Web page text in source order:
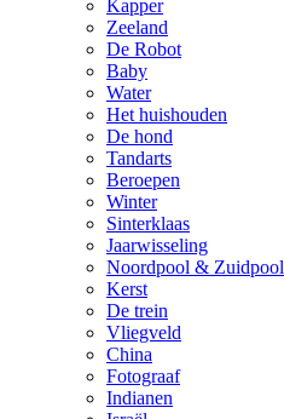
Kapper
Zeeland
De Robot
Baby
Water
Het huishouden
De hond
Tandarts
Beroepen
Winter
Sinterklaas
Jaarwisseling
Noordpool & Zuidpool
Kerst
De trein
Vliegveld
China
Fotograaf
Indianen